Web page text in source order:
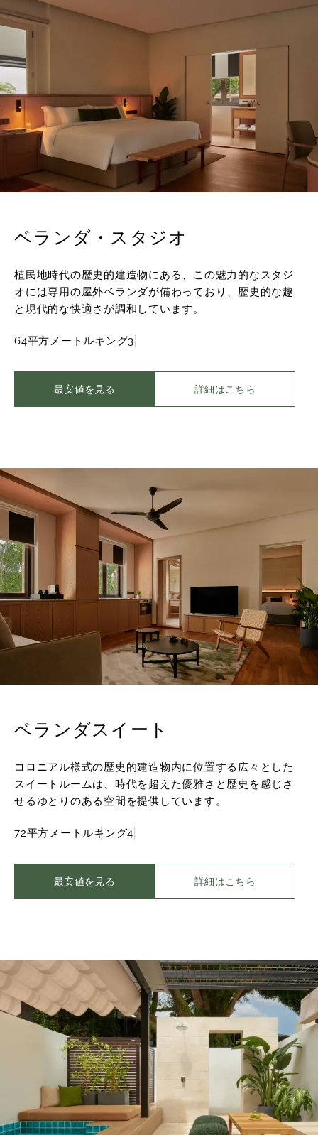
ベランダ・スタジオ
植民地時代の歴史的建造物にある、この魅力的なスタジ
オには専用の屋外ベランダが備わっており、歴史的な趣
と現代的な快適さが調和しています。
64平方メートルキング3
最安値を見る 詳細はこちら
ベランダスイート
コロニアル様式の歴史的建造物内に位置する広々とした
スイートルームは、時代を超えた優雅さと歴史を感じさ
せるゆとりのある空間を提供しています。
72平方メートルキング4
最安値を見る 詳細はこちら